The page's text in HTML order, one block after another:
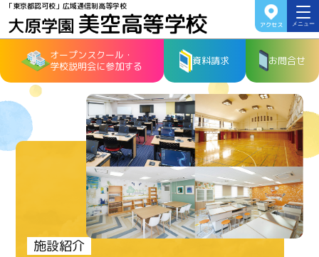
「東京都認可校」広域通信制高等学校
オープンスクール・
学校説明会に参加する
資料請求 お問合せ
アクセス メニュー
施設紹介